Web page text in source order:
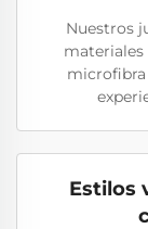
Nuestros
Estilos